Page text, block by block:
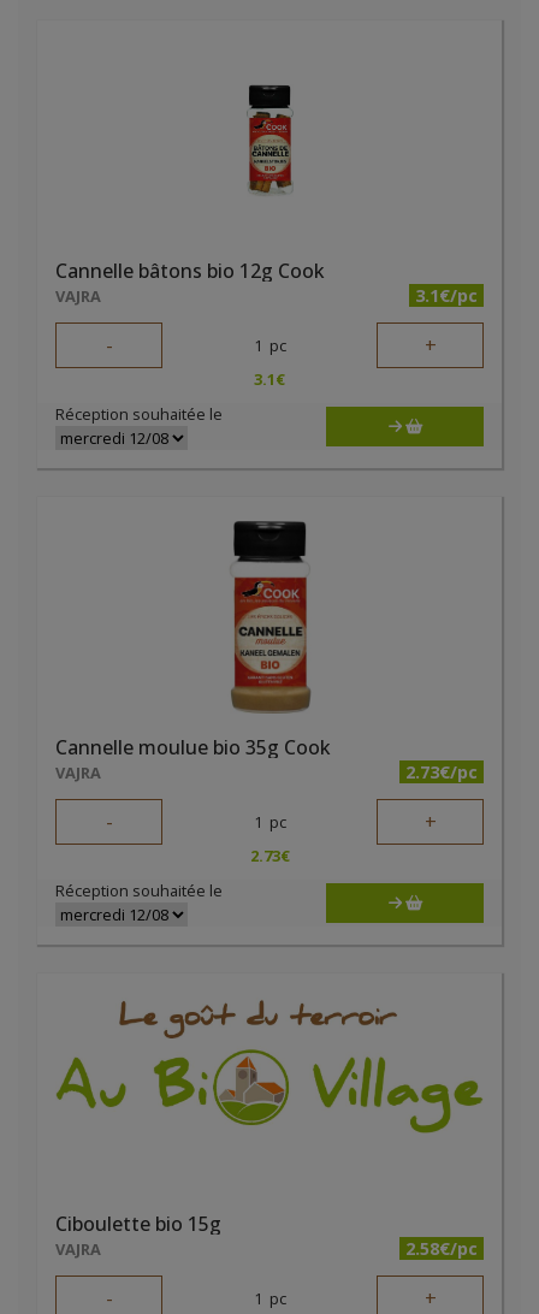
Cannelle bâtons bio 12g Cook
VAJRA 3.1€/pc
- 1 pc +
3.1€
Réception souhaitée le
Cannelle moulue bio 35g Cook
VAJRA 2.73€/pc
- 1 pc +
2.73€
Réception souhaitée le
Ciboulette bio 15g
VAJRA 2.58€/pc
- 1 pc +